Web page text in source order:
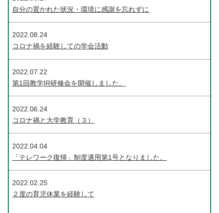
自分の置かれた状況・環境に感謝を忘れずに
2022.08.24
コロナ禍を経験しての学会活動
2022.07.22
第1回教学IR研修会を開催しました。
2022.06.24
コロナ禍と大学教育（３）
2022.04.04
「テレワーク復帰」制度適用第1号となりました。
2022.02.25
２度の育児休業を経験して